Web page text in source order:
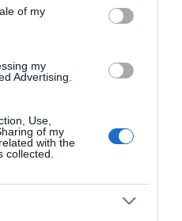
of my
my
Advertising.
Use,
of my
with the
collected.